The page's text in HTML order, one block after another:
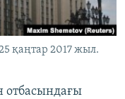
қаңтар 2017 жыл.
отбасындағы